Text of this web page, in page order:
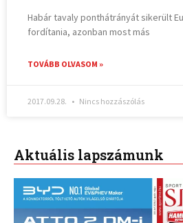
Habár tavaly ponthátrányát sikerült
fordítania, azonban most más
TOVÁBB OLVASOM »
2017.09.28. Nincs hozzászólás
Aktuális lapszámunk